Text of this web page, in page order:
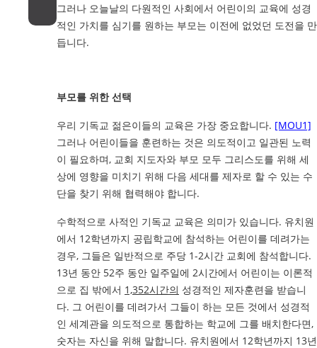
그러나 오늘날의 다원적인 사회에서 어린이의 교육에 성경
적인 가치를 심기를 원하는 부모는 이전에 없었던 도전을 만
듭니다.
부모를 위한 선택
우리 기독교 젊은이들의 교육은 가장 중요합니다. [MOU1]
그러나 어린이들을 훈련하는 것은 의도적이고 일관된 노력
이 필요하며, 교회 지도자와 부모 모두 그리스도를 위해 세
상에 영향을 미치기 위해 다음 세대를 제자로 할 수 있는 수
단을 찾기 위해 협력해야 합니다.
수학적으로 사적인 기독교 교육은 의미가 있습니다. 유치원
에서 12학년까지 공립학교에 참석하는 어린이를 데려가는
경우, 그들은 일반적으로 주당 1-2시간 교회에 참석합니다.
13년 동안 52주 동안 일주일에 2시간에서 어린이는 이론적
으로 집 밖에서 1,352시간의 성경적인 제자훈련을 받습니
다. 그 어린이를 데려가서 그들이 하는 모든 것에서 성경적
인 세계관을 의도적으로 통합하는 학교에 그를 배치한다면,
숫자는 자신을 위해 말합니다. 유치원에서 12학년까지 13년